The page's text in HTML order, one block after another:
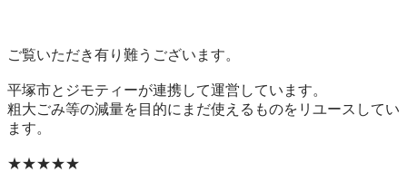
ご覧いただき有り難うございます。
平塚市とジモティーが連携して運営しています。
粗⼤ごみ等の減量を⽬的にまだ使えるものをリユースしてい
ます。
★★★★★